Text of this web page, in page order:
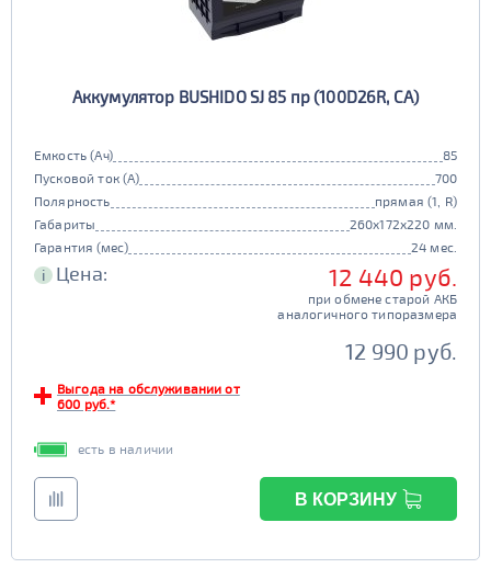
Аккумулятор BUSHIDO SJ 85 пр (100D26R, CA)
Емкость (Ач)
85
Пусковой ток (А)
700
Полярность
прямая (1, R)
Габариты
260x172x220 мм.
Гарантия (мес)
24 мес.
i Цена: 12 440 руб.
при обмене старой АКБ
аналогичного типоразмера
12 990 руб.
Выгода на обслуживании от
600 руб.*
есть в наличии
В КОРЗИНУ